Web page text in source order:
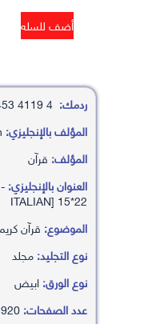
ردمك:
المؤلف بالإنجليزي:
المؤلف: قرآن
العنوان بالإنجليزي:
ITALIAN] 15*22
الموضوع: قرآن
نوع التجليد:مجلد
نوع الورق:ابيض
عدد الصفحات: